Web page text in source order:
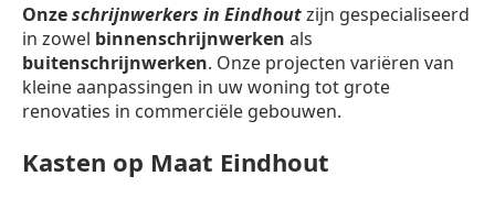
Onzeschrijnwerkers in Eindhoutzijn gespecialiseerd
in zowel binnenschrijnwerken als
buitenschrijnwerken. Onze projecten variëren van
kleine aanpassingen in uw woning tot grote
renovaties in commerciële gebouwen.
Kasten op Maat Eindhout